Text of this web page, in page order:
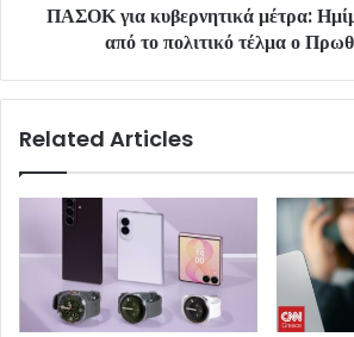
ΠΑΣΟΚ για κυβερνητικά μέτρα:
από το πολιτικό τέλμα ο
Related Articles